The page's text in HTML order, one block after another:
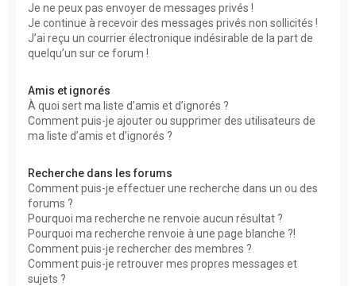
Je ne peux pas envoyer de messages privés !
Je continue à recevoir des messages privés non sollicités !
J’ai reçu un courrier électronique indésirable de la part de
quelqu’un sur ce forum !
Amis et ignorés
À quoi sert ma liste d’amis et d’ignorés ?
Comment puis-je ajouter ou supprimer des utilisateurs de
ma liste d’amis et d’ignorés ?
Recherche dans les forums
Comment puis-je effectuer une recherche dans un ou des
forums ?
Pourquoi ma recherche ne renvoie aucun résultat ?
Pourquoi ma recherche renvoie à une page blanche ?!
Comment puis-je rechercher des membres ?
Comment puis-je retrouver mes propres messages et
sujets ?